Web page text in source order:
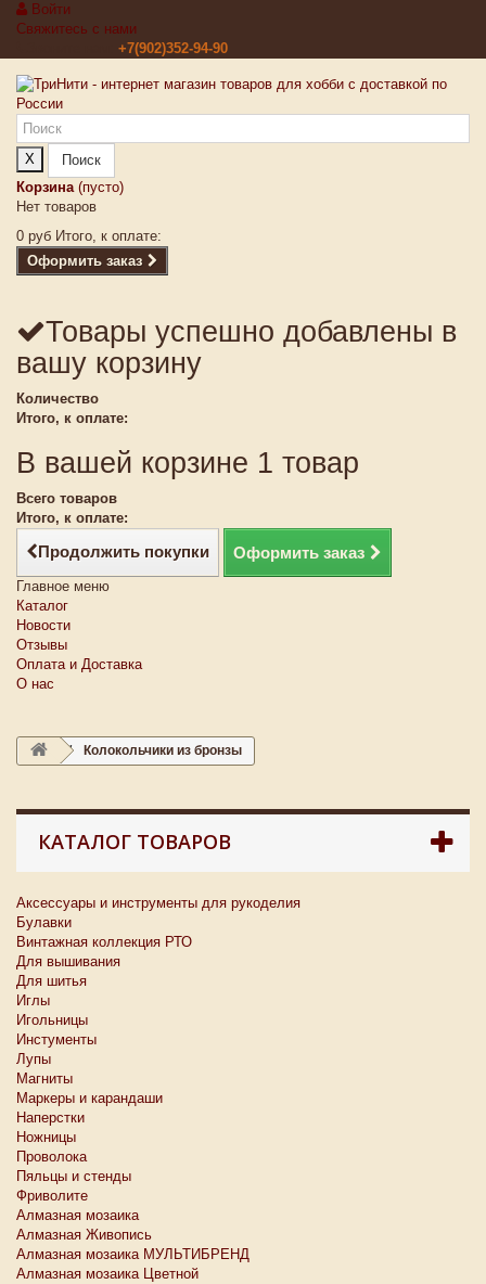
Войти
Свяжитесь с нами
+7(902)352-94-90
X
Поиск
Корзина (пусто)
Нет товаров
0 руб Итого, к оплате:
Оформить заказ
Товары успешно добавлены в
вашу корзину
Количество
Итого, к оплате:
В вашей корзине 1 товар
Всего товаров
Итого, к оплате:
Продолжить покупки Оформить заказ
Главное меню
Каталог
Новости
Отзывы
Оплата и Доставка
О нас
Колокольчики из бронзы
КАТАЛОГ ТОВАРОВ
Аксессуары и инструменты для рукоделия
Булавки
Винтажная коллекция РТО
Для вышивания
Для шитья
Иглы
Игольницы
Инстументы
Лупы
Магниты
Маркеры и карандаши
Наперстки
Ножницы
Проволока
Пяльцы и стенды
Фриволите
Алмазная мозаика
Алмазная Живопись
Алмазная мозаика МУЛЬТИБРЕНД
Алмазная мозаика Цветной